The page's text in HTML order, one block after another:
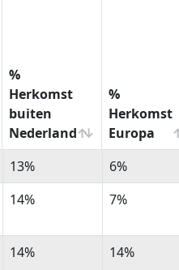
%
Herkomst
buiten
Nederland
%
Herkomst
Europa
%
Herkomst
buiten
%
Herkomst
Europa
13% 6%
14% 7%
14% 14%